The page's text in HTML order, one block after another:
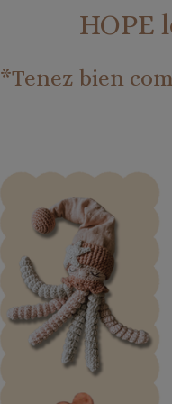
HOPE
*Tenez bien